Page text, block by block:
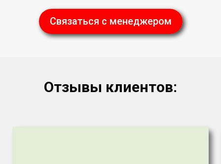
Связаться с менеджером
Отзывы клиентов: